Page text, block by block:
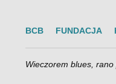
BCB FUNDACJA
Wieczorem blues,